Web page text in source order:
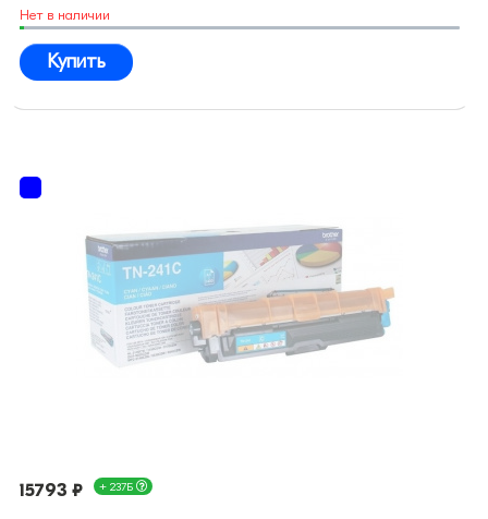
Нет в наличии
Купить
15793 ₽ + 237Б